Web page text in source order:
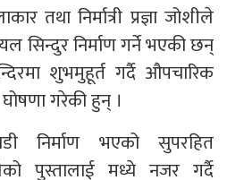
तथा निर्मात्री प्रज्ञा जोशीले
सिन्दुर निर्माण गर्ने भएकी छन्
शुभमुहूर्त गर्दै औपचारिक
गरेकी हुन् ।
निर्माण भएको सुपरहित
पुस्तालाई मध्ये नजर गर्दै